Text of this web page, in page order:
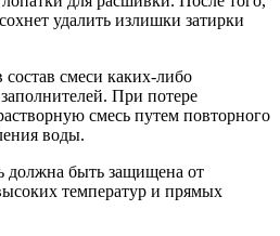
удалить излишки затирки
состав смеси каких-либо
При потере
смесь путем повторного
воды.
должна быть защищена от
температур и прямых